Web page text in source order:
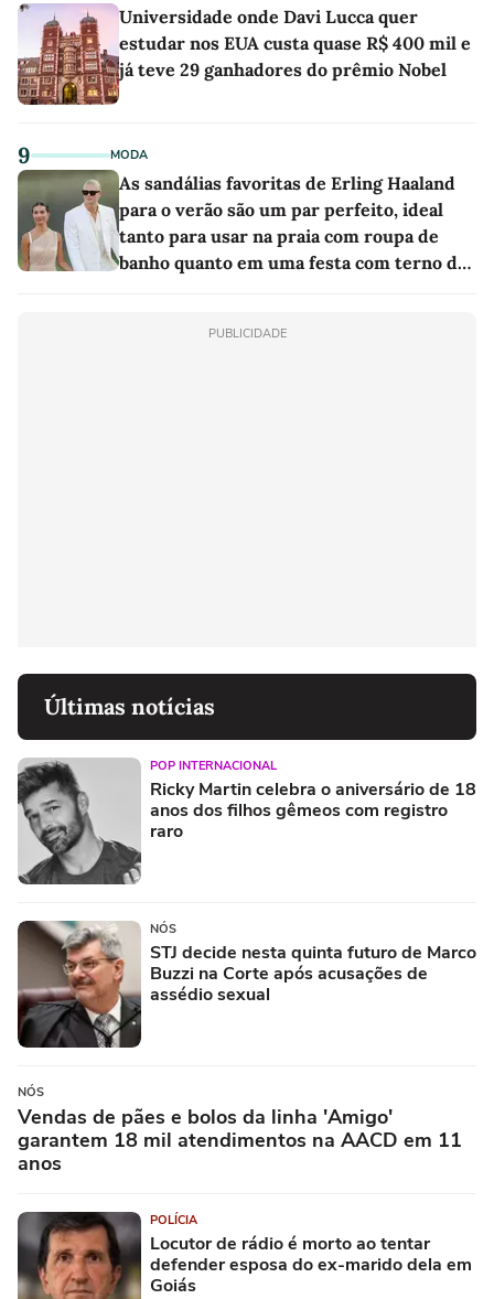
Universidade onde Davi Lucca quer
estudar nos EUA custa quase R$ 400 mil e
já teve 29 ganhadores do prêmio Nobel
9 MODA
As sandálias favoritas de Erling Haaland
para o verão são um par perfeito, ideal
tanto para usar na praia com roupa de
banho quanto em uma festa com terno de
PUBLICIDADE
Últimas notícias
POP INTERNACIONAL
Ricky Martin celebra o aniversário de 18
anos dos filhos gêmeos com registro
raro
NÓS
STJ decide nesta quinta futuro de Marco
Buzzi na Corte após acusações de
assédio sexual
NÓS
Vendas de pães e bolos da linha 'Amigo'
garantem 18 mil atendimentos na AACD em 11
anos
POLÍCIA
Locutor de rádio é morto ao tentar
defender esposa do ex-marido dela em
Goiás